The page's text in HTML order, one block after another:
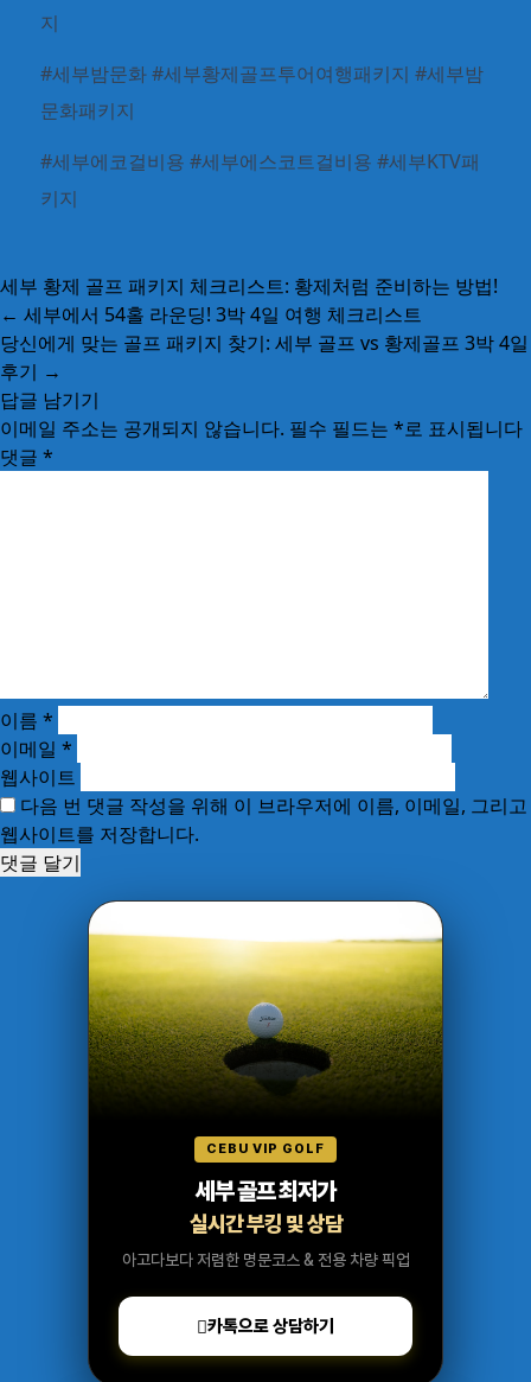
지
#세부밤문화 #세부황제골프투어여행패키지 #세부밤
문화패키지
#세부에코걸비용 #세부에스코트걸비용 #세부KTV패
키지
세부 황제 골프 패키지 체크리스트: 황제처럼 준비하는 방법!
← 세부에서 54홀 라운딩! 3박 4일 여행 체크리스트
당신에게 맞는 골프 패키지 찾기: 세부 골프 vs 황제골프 3박 4일
후기 →
답글 남기기
이메일 주소는 공개되지 않습니다. 필수 필드는 *로 표시됩니다
댓글 *
이름 *
이메일 *
웹사이트
다음 번 댓글 작성을 위해 이 브라우저에 이름, 이메일, 그리고
웹사이트를 저장합니다.
CEBU VIP GOLF
세부 골프 최저가
실시간 부킹 및 상담
아고다보다 저렴한 명문코스 & 전용 차량 픽업
카톡으로 상담하기